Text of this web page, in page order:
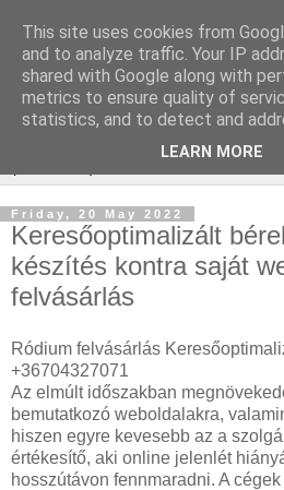
Webáruház
optimalizálás
Friday, 20 May 2022
Keresőoptimalizált
készítés kontra saját
felvásárlás
Ródium felvásárlás
+36704327071
Az elmúlt időszakban
bemutatkozó weboldalakra,
hiszen egyre kevesebb az a
értékesítő, aki online jelenlét
hosszútávon fennmaradni. A
This site uses cookies from
and to analyze traffic. Your IP
shared with Google along with
metrics to ensure quality of
statistics, and to detect and
LEARN MORE